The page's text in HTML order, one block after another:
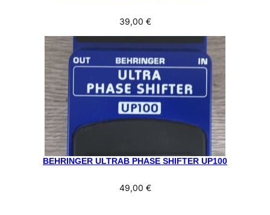
39,00 €
BEHRINGER ULTRAB PHASE SHIFTER UP100
49,00 €